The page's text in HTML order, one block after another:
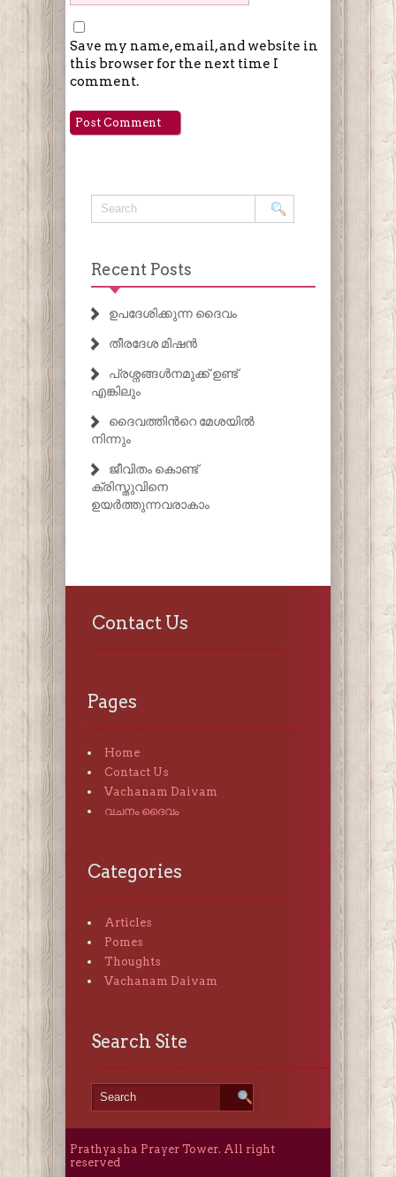
Save my name, email, and website in
this browser for the next time I
comment.
Recent Posts
ഉപദേശിക്കുന്ന ദൈവം
തീരദേശ മിഷൻ
പ്രശ്നങ്ങൾനമുക്ക് ഉണ്ട്
എങ്കിലും
ദൈവത്തിൻറെ മേശയിൽ
നിന്നും
ജീവിതം കൊണ്ട്
ക്രിസ്തുവിനെ
ഉയർത്തുന്നവരാകാം
Contact Us
Pages
Home
Contact Us
Vachanam Daivam
വചനം ദൈവം
Categories
Articles
Pomes
Thoughts
Vachanam Daivam
Search Site
Prathyasha Prayer Tower. All right
reserved